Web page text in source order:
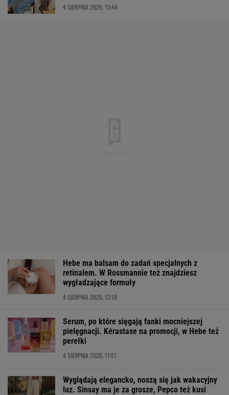
4 SIERPNIA 2026, 13:44
Hebe ma balsam do zadań specjalnych z
retinalem. W Rossmannie też znajdziesz
wygładzające formuły
4 SIERPNIA 2026, 12:18
Serum, po które sięgają fanki mocniejszej
pielęgnacji. Kérastase na promocji, w Hebe też
perełki
4 SIERPNIA 2026, 11:51
Wyglądają elegancko, noszą się jak wakacyjny
luz. Sinsay ma je za grosze, Pepco też kusi